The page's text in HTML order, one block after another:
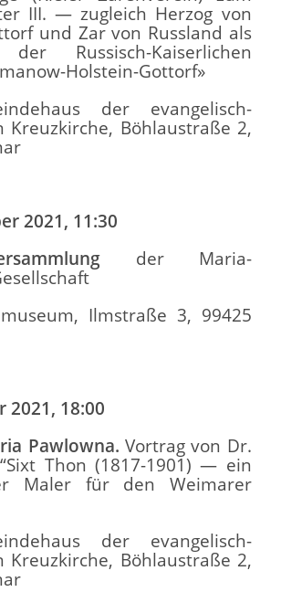
III. — zugleich Herzog von
und Zar von Russland als
der Russisch-Kaiserlichen
Holstein-Gottorf»
der evangelisch-
Kreuzkirche, Böhlaustraße 2,
2021, 11:30
der Maria-
Ilmstraße 3, 99425
2021, 18:00
Pawlowna. Vortrag von Dr.
Thon (1817-1901) — ein
Maler für den Weimarer
der evangelisch-
Kreuzkirche, Böhlaustraße 2,